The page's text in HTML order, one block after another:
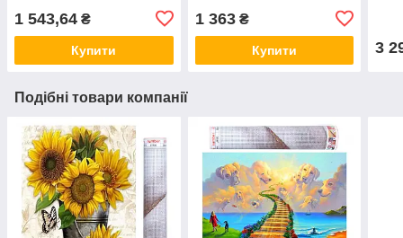
1 543,64 ₴
Купити
1 363₴
Купити 3
Подібні товари компанії